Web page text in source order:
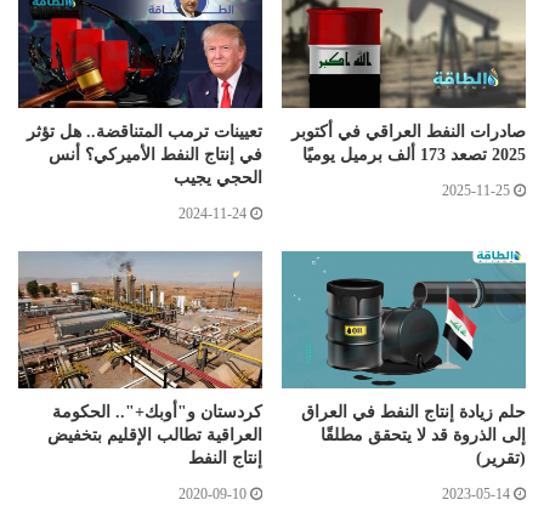
صادرات النفط العراقي في أكتوبر
2025 تصعد 173 ألف برميل يوميًا
2025-11-25
تعيينات ترمب المتناقضة.. هل تؤثر
في إنتاج النفط الأميركي؟ أنس
الحجي يجيب
2024-11-24
حلم زيادة إنتاج النفط في العراق
إلى الذروة قد لا يتحقق مطلقًا
(تقرير)
2023-05-14
كردستان و"أوبك+".. الحكومة
العراقية تطالب الإقليم بتخفيض
إنتاج النفط
2020-09-10